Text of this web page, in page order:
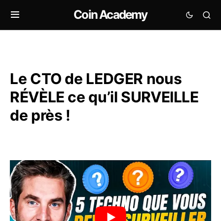
Coin Academy
Le CTO de LEDGER nous
RÉVÈLE ce qu’il SURVEILLE
de près !